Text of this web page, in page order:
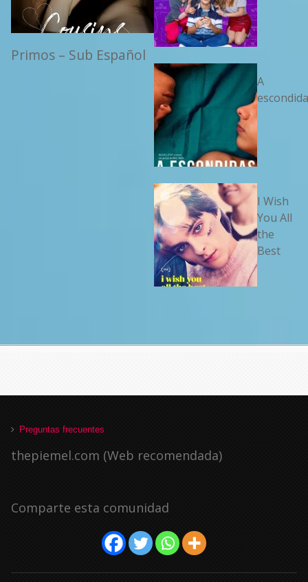
Primos – Sub Español
A
I Wish
You All
the
Best
Preguntas frecuentes
thepiemel.com (Web recomendada)
Comparte esta comunidad